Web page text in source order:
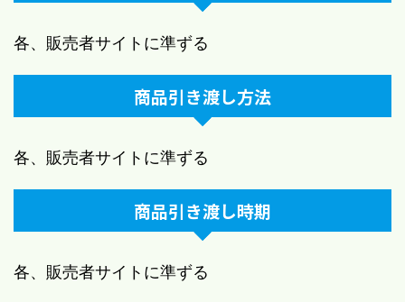
各、販売者サイトに準ずる
商品引き渡し方法
各、販売者サイトに準ずる
商品引き渡し時期
各、販売者サイトに準ずる